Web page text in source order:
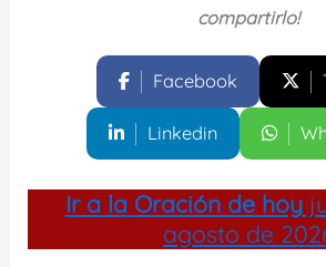
compartirlo!
Facebook
Linkedin
Ir a la Oración de hoy
agosto de